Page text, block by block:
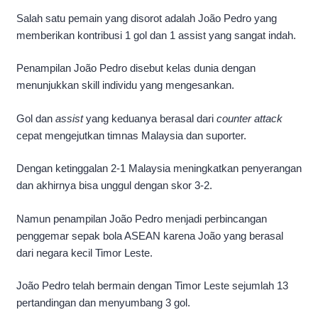
Salah satu pemain yang disorot adalah João Pedro yang
memberikan kontribusi 1 gol dan 1 assist yang sangat indah.
Penampilan João Pedro disebut kelas dunia dengan
menunjukkan skill individu yang mengesankan.
Gol dan assistyang keduanya berasal dari counter attack
cepat mengejutkan timnas Malaysia dan suporter.
Dengan ketinggalan 2-1 Malaysia meningkatkan penyerangan
dan akhirnya bisa unggul dengan skor 3-2.
Namun penampilan João Pedro menjadi perbincangan
penggemar sepak bola ASEAN karena João yang berasal
dari negara kecil Timor Leste.
João Pedro telah bermain dengan Timor Leste sejumlah 13
pertandingan dan menyumbang 3 gol.